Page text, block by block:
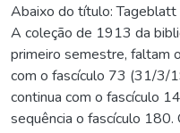
Abaixo do título: Tageblatt
A coleção de 1913 da
primeiro semestre, faltam
com o fascículo 73 (31/3/
continua com o fascículo
sequência o fascículo